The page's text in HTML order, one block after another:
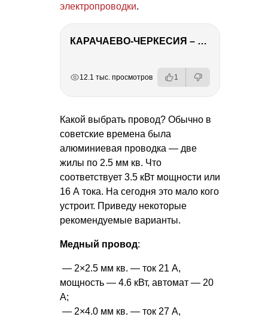
электропроводки.
КАРАЧАЕВО-ЧЕРКЕСИЯ – ПУТЕШЕСТВИЕ НА КАВКАЗ часть 2
12.1 тыс. просмотров 1
Какой выбрать провод? Обычно в
советские времена была
алюминиевая проводка — две
жилы по 2.5 мм кв. Что
соответствует 3.5 кВт мощности или
16 А тока. На сегодня это мало кого
устроит. Приведу некоторые
рекомендуемые варианты.
Медный провод:
— 2×2.5 мм кв. — ток 21 А,
мощность — 4.6 кВт, автомат — 20
А;
— 2×4.0 мм кв. — ток 27 А,